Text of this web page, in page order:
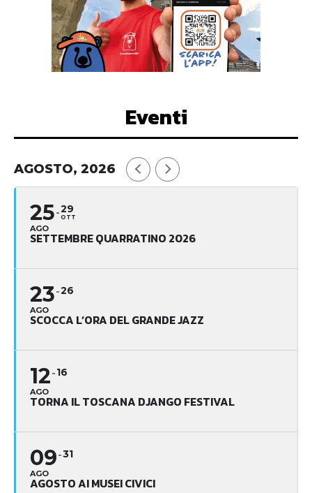
Eventi
AGOSTO, 2026
25
AGO
29
OTT
SETTEMBRE QUARRATINO 2026
23
AGO
26
SCOCCA L’ORA DEL GRANDE JAZZ
12
AGO
16
TORNA IL TOSCANA DJANGO FESTIVAL
09
AGO
31
AGOSTO AI MUSEI CIVICI